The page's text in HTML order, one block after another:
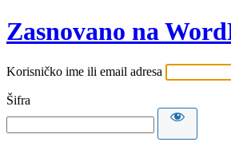
Zasnovano na
Korisničko ime ili email adresa
Šifra